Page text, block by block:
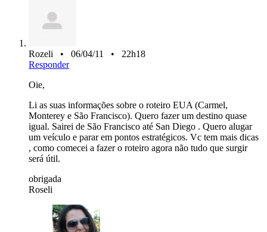
Rozeli • 06/04/11 • 22h18
Responder
Oie,
Li as suas informações sobre o roteiro EUA (Carmel,
Monterey e São Francisco). Quero fazer um destino quase
igual. Sairei de São Francisco até San Diego . Quero alugar
um veículo e parar em pontos estratégicos. Vc tem mais dicas
, como comecei a fazer o roteiro agora não tudo que surgir
será útil.
obrigada
Roseli